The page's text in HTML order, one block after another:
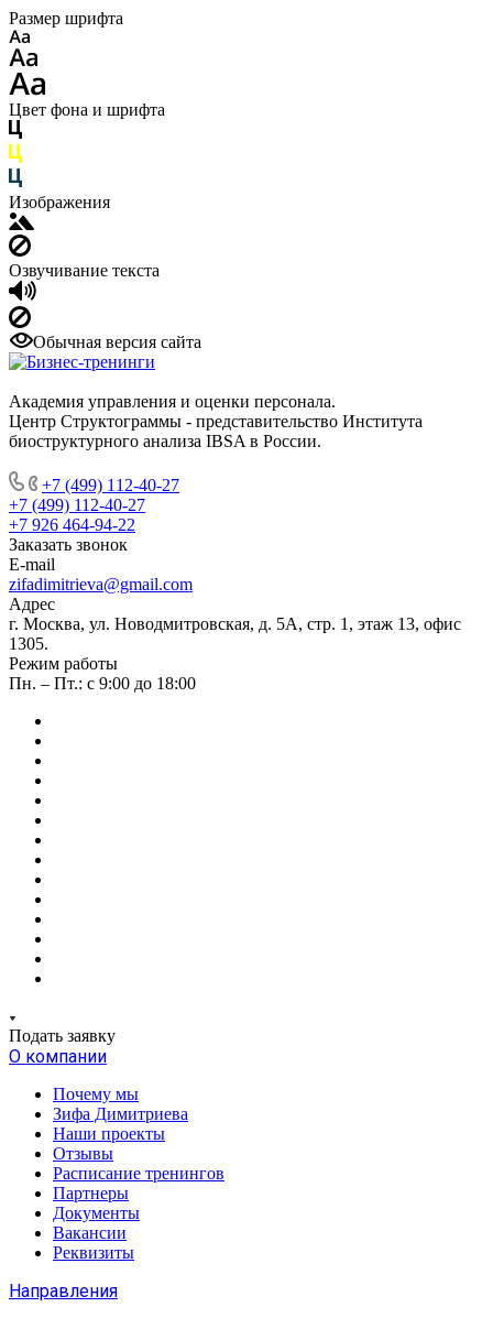
Размер шрифта
Цвет фона и шрифта
Изображения
Озвучивание текста
Обычная версия сайта
Академия управления и оценки персонала.
Центр Структограммы - представительство Института
биоструктурного анализа IBSA в России.
+7 (499) 112-40-27
+7 (499) 112-40-27
+7 926 464-94-22
Заказать звонок
E-mail
zifadimitrieva@gmail.com
Адрес
г. Москва, ул. Новодмитровская, д. 5А, стр. 1, этаж 13, офис
1305.
Режим работы
Пн. – Пт.: с 9:00 до 18:00
Подать заявку
О компании
Почему мы
Зифа Димитриева
Наши проекты
Отзывы
Расписание тренингов
Партнеры
Документы
Вакансии
Реквизиты
Направления